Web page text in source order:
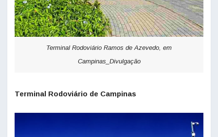
Terminal Rodoviário Ramos de Azevedo, em
Campinas_Divulgação
Terminal Rodoviário de Campinas